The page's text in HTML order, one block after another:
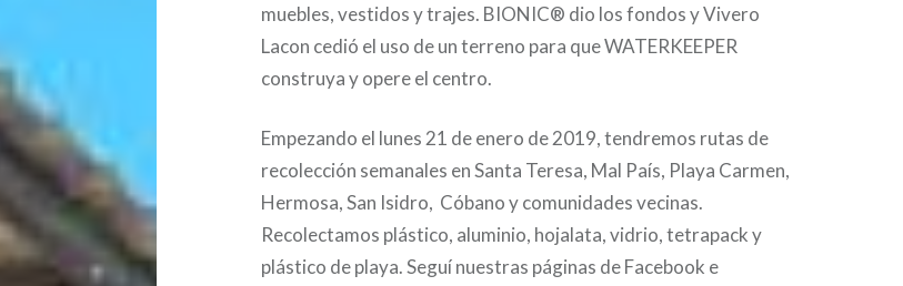
muebles, vestidos y trajes. BIONIC® dio los fondos y Vivero
Lacon cedió el uso de un terreno para que WATERKEEPER
construya y opere el centro.
Empezando el lunes 21 de enero de 2019, tendremos rutas de
recolección semanales en Santa Teresa, Mal País, Playa Carmen,
Hermosa, San Isidro, Cóbano y comunidades vecinas.
Recolectamos plástico, aluminio, hojalata, vidrio, tetrapack y
plástico de playa. Seguí nuestras páginas de Facebook e